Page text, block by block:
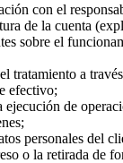
con el
de la cuenta
sobre el
tratamiento a
efectivo;
de
personales del
o la retirada de